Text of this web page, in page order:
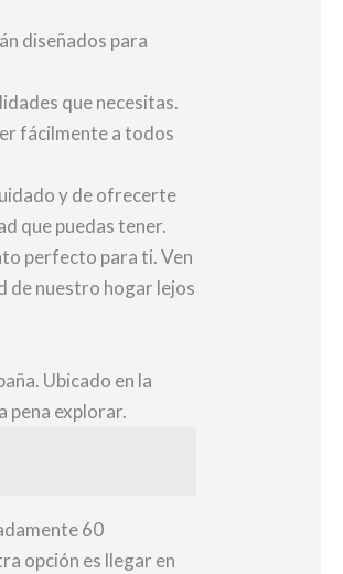
diseñados para
que necesitas.
fácilmente a todos
y de ofrecerte
que puedas tener.
perfecto para ti. Ven
de nuestro hogar lejos
Ubicado en la
pena explorar.
60
opción es llegar en